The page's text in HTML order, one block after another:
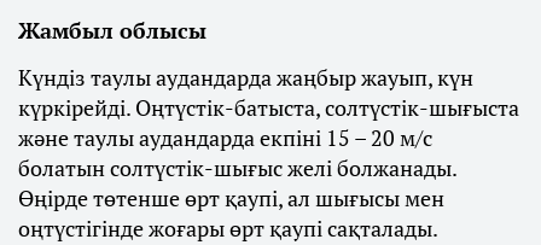
Жамбыл облысы
Күндіз таулы аудандарда жаңбыр жауып, күн
күркірейді. Оңтүстік-батыста, солтүстік-шығыста
және таулы аудандарда екпіні 15 – 20 м/с
болатын солтүстік-шығыс желі болжанады.
Өңірде төтенше өрт қаупі, ал шығысы мен
оңтүстігінде жоғары өрт қаупі сақталады.